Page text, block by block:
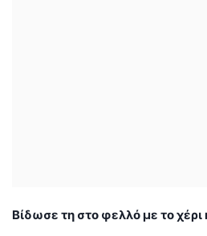
Βίδωσε τη στο φελλό με το χέρι